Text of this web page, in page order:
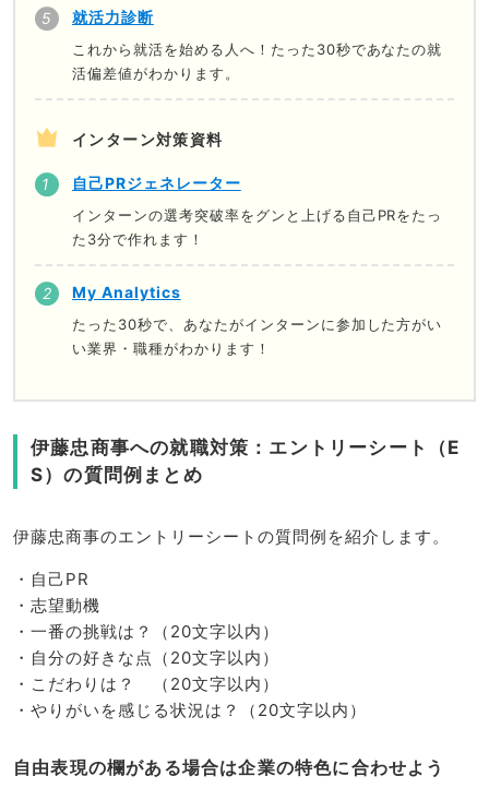
就活力診断
これから就活を始める人へ！たった30秒であなたの就
活偏差値がわかります。
インターン対策資料
自己PRジェネレーター
インターンの選考突破率をグンと上げる自己PRをたっ
た3分で作れます！
My Analytics
たった30秒で、あなたがインターンに参加した方がい
い業界・職種がわかります！
伊藤忠商事への就職対策：エントリーシート（E
S）の質問例まとめ
伊藤忠商事のエントリーシートの質問例を紹介します。
・自己PR
・志望動機
・一番の挑戦は？（20文字以内）
・自分の好きな点（20文字以内）
・こだわりは？ （20文字以内）
・やりがいを感じる状況は？（20文字以内）
自由表現の欄がある場合は企業の特色に合わせよう